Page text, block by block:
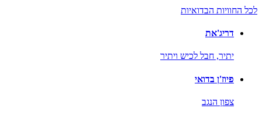
לכל החוויות הבדואיות
דריג'את
יתיר, חבל לכיש ויתיר
פיוז'ן בדואי
צפון הנגב